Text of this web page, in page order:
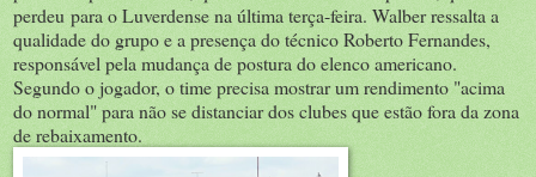
perdeu para o Luverdense na última terça-feira. Walber ressalta a
qualidade do grupo e a presença do técnico Roberto Fernandes,
responsável pela mudança de postura do elenco americano.
Segundo o jogador, o time precisa mostrar um rendimento "acima
do normal" para não se distanciar dos clubes que estão fora da zona
de rebaixamento.